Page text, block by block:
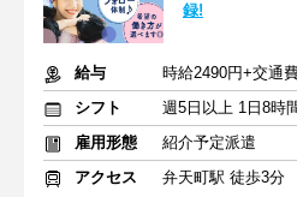
録!
給与
時給2490円+交通
シフト
週5日以上 1日8時
雇用形態
紹介予定派遣
アクセス
弁天町駅 徒歩3分